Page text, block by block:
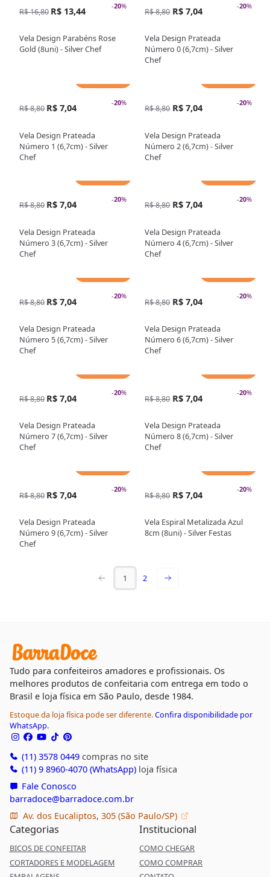
-20%
R$ 16,80 R$ 13,44
Vela Design Parabéns Rose
Gold (8uni) - Silver Chef
-20%
R$ 8,80 R$ 7,04
Vela Design Prateada
Número 0 (6,7cm) - Silver
Chef
-20%
R$ 8,80 R$ 7,04
Vela Design Prateada
Número 1 (6,7cm) - Silver
Chef
-20%
R$ 8,80 R$ 7,04
Vela Design Prateada
Número 2 (6,7cm) - Silver
Chef
-20%
R$ 8,80 R$ 7,04
Vela Design Prateada
Número 3 (6,7cm) - Silver
Chef
-20%
R$ 8,80 R$ 7,04
Vela Design Prateada
Número 4 (6,7cm) - Silver
Chef
-20%
R$ 8,80 R$ 7,04
Vela Design Prateada
Número 5 (6,7cm) - Silver
Chef
-20%
R$ 8,80 R$ 7,04
Vela Design Prateada
Número 6 (6,7cm) - Silver
Chef
-20%
R$ 8,80 R$ 7,04
Vela Design Prateada
Número 7 (6,7cm) - Silver
Chef
-20%
R$ 8,80 R$ 7,04
Vela Design Prateada
Número 8 (6,7cm) - Silver
Chef
-20%
R$ 8,80 R$ 7,04
Vela Design Prateada
Número 9 (6,7cm) - Silver
Chef
-20%
R$ 8,80 R$ 7,04
Vela Espiral Metalizada Azul
8cm (8uni) - Silver Festas
1 2
Tudo para confeiteiros amadores e profissionais. Os
melhores produtos de confeitaria com entrega em todo o
Brasil e loja física em São Paulo, desde 1984.
Estoque da loja física pode ser diferente.Confira disponibilidade por
WhatsApp.
(11) 3578 0449compras no site
(11) 9 8960-4070 (WhatsApp)loja física
Fale Conosco
barradoce@barradoce.com.br
Av. dos Eucaliptos, 305 (São Paulo/SP)
Categorias
BICOS DE CONFEITAR
CORTADORES E MODELAGEM
Institucional
COMO CHEGAR
COMO COMPRAR